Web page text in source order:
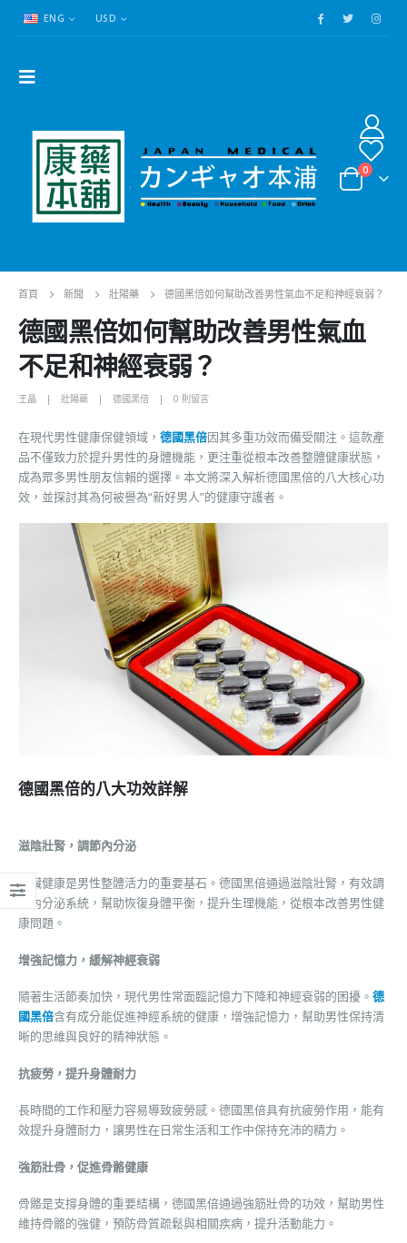
ENG USD
0
首頁 新聞 壯陽藥 德國黑倍如何幫助改善男性氣血不足和神經衰弱？
德國黑倍如何幫助改善男性氣血
不足和神經衰弱？
王晶 壯陽藥 德國黑倍 0 則留言
在現代男性健康保健領域， 德國黑倍因其多重功效而備受關注。這款產
品不僅致力於提升男性的身體機能，更注重從根本改善整體健康狀態，
成為眾多男性朋友信賴的選擇。本文將深入解析德國黑倍的八大核心功
效，並探討其為何被譽為“新好男人”的健康守護者。
德國黑倍的八大功效詳解
滋陰壯腎，調節內分泌
腎臟健康是男性整體活力的重要基石。德國黑倍通過滋陰壯腎，有效調
節內分泌系統，幫助恢復身體平衡，提升生理機能，從根本改善男性健
康問題。
增強記憶力，緩解神經衰弱
隨著生活節奏加快，現代男性常面臨記憶力下降和神經衰弱的困擾。 德
國黑倍含有成分能促進神經系統的健康，增強記憶力，幫助男性保持清
晰的思維與良好的精神狀態。
抗疲勞，提升身體耐力
長時間的工作和壓力容易導致疲勞感。德國黑倍具有抗疲勞作用，能有
效提升身體耐力，讓男性在日常生活和工作中保持充沛的精力。
強筋壯骨，促進骨骼健康
骨骼是支撐身體的重要結構，德國黑倍通過強筋壯骨的功效，幫助男性
維持骨骼的強健，預防骨質疏鬆與相關疾病，提升活動能力。